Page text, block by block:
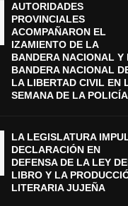
AUTORIDADES
PROVINCIALES
ACOMPAÑARON EL
IZAMIENTO DE LA
BANDERA NACIONAL Y
BANDERA NACIONAL
LA LIBERTAD CIVIL EN
SEMANA DE LA POLICÍA
LA LEGISLATURA
DECLARACIÓN EN
DEFENSA DE LA LEY
LIBRO Y LA
LITERARIA JUJEÑA